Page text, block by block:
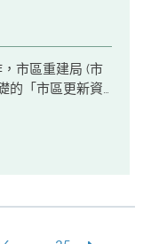
市區重建局 (市
的「市區更新資
URIS)
技人才的旅程。